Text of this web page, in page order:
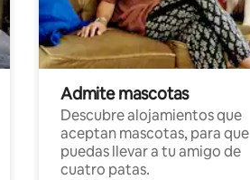
Admite mascotas
Descubre alojamientos que
aceptan mascotas, para que
puedas llevar a tu amigo de
cuatro patas.